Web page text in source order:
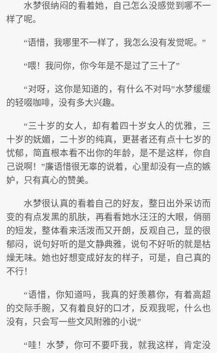
水梦很纳闷的看着她，自己怎么没感觉到哪不一
样了呢。
“语惜，我哪里不一样了，我怎么没有发觉呢。”
“喂！我问你，你今年是不是过了三十了”
“对呀，这你是知道的，有什么不对吗”水梦缓缓
的轻啜咖啡，没有多大兴趣。
“三十岁的女人，却有着四十岁女人的优雅，三
十岁的妩媚，二十岁的纯真，更甚者还有点十七岁的
忧郁，简直根本看不出你的年龄，是不是这样，你自
己说啊！”廉语惜很无辜的说着，心里却没有一点的嫉
妒，只有真心的赞美。
水梦很认真的看着自己的好友，整日出外采访而
变的有点发黑的肌肤，再看看她水汪汪的大眼，俏丽
的短发，整体看来活泼而又开朗，反观自己，显的很
郁闷，说句好听的是文静典雅，说句不好听的就是枯
燥无味。她也好想变成好友的样子，可是，自己真的
不行！
“语惜，你知道吗，我真的好羡慕你，有着高超
的交际手腕，又有着良好的口才，反观我呢，什么也
没有，只会写一些文风附雅的小说”
“哇！水梦，你可不要吓我，就我这样，肯定没